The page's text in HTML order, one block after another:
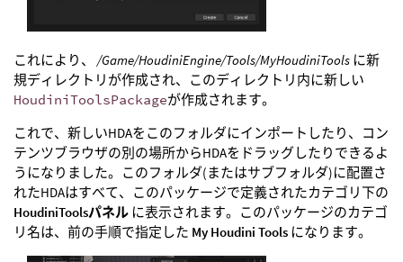
これにより、 /Game/HoudiniEngine/Tools/MyHoudiniTools に新
規ディレクトリが作成され、このディレクトリ内に新しい
HoudiniToolsPackageが作成されます。
これで、新しいHDAをこのフォルダにインポートしたり、コン
テンツブラウザの別の場所からHDAをドラッグしたりできるよ
うになりました。このフォルダ(またはサブフォルダ)に配置さ
れたHDAはすべて、このパッケージで定義されたカテゴリ下の
HoudiniToolsパネル に表示されます。このパッケージのカテゴ
リ名は、前の手順で指定した My Houdini Tools になります。